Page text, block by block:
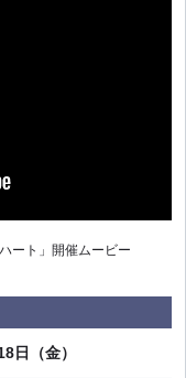
ート」開催ムービー
日（金）